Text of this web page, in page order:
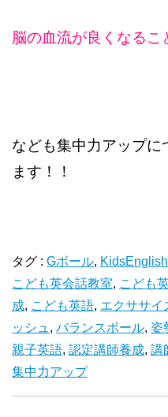
脳の血流が良くなるこ
なども集中力アップ
ます！！
タグ : Gボール, KidsEnglish
こども英会話教室, こども
成, こども英語, エクササイ
ッシュ , バランスボール, 姿
親子英語, 認定講師養成, 講
集中力アップ